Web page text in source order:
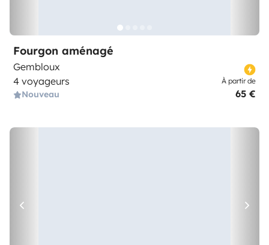
Fourgon aménagé
Gembloux
4 voyageurs
Nouveau
À partir de
65 €